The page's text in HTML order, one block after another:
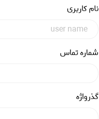
نام کاربری
شماره تماس
گذرواژه